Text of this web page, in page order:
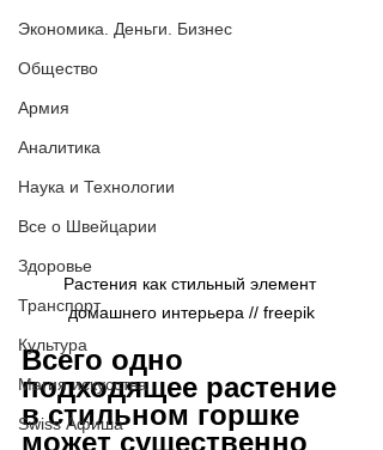
Экономика. Деньги. Бизнес
Общество
Армия
Аналитика
Наука и Технологии
Все о Швейцарии
Здоровье
Транспорт
Культура
Магия искусства
Swiss Афиша
Растения как стильный элемент
домашнего интерьера // freepik
Всего одно
подходящее растение
в стильном горшке
может существенно